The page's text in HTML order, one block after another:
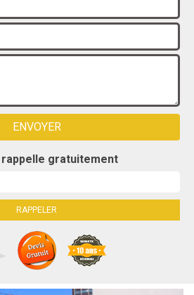
rappelle gratuitement